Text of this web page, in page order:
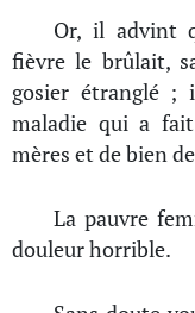
Or, il advint
fièvre le brûlait,
gosier étranglé ;
maladie qui a
mères et de bien
La pauvre
douleur horrible.